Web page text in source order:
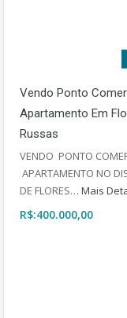
Vendo Ponto
Apartamento Em
Russas
VENDO PONTO
APARTAMENTO NO
DE FLORES… Mais
R$:400.000,00